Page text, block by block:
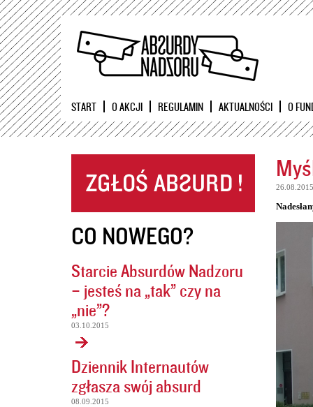
START O AKCJI REGULAMIN AKTUALNOŚCI O
CO NOWEGO?
Starcie Absurdów Nadzoru
– jesteś na „tak” czy na
„nie”?
03.10.2015
Dziennik Internautów
zgłasza swój absurd
08.09.2015
26.08.2015